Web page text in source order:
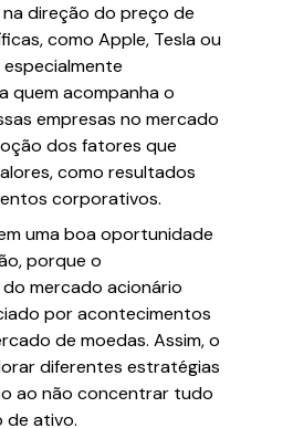
direção do preço de
como Apple, Tesla ou
quem acompanha o
empresas no mercado
dos fatores que
como resultados
corporativos.
uma boa oportunidade
porque o
mercado acionário
por acontecimentos
de moedas. Assim, o
diferentes estratégias
ao não concentrar tudo
de ativo.